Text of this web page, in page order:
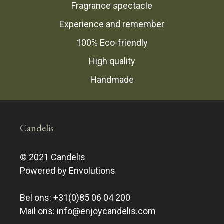
Fragrance spectacle
Experience and remember
100% Eco-friendly
High quality
Handmade
Candelis
© 2021 Candelis
Powered by Envolutions
Bel ons: +31(0)85 06 04 200
Mail ons: info@enjoycandelis.com